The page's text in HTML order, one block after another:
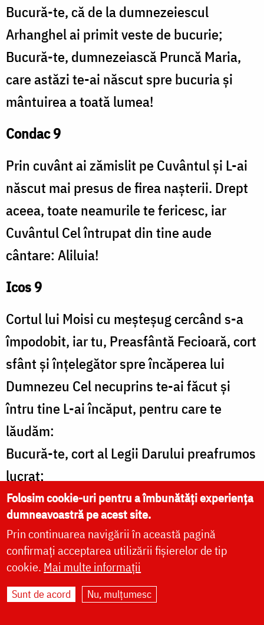
Bucură-te, că de la dumnezeiescul
Arhanghel ai primit veste de bucurie;
Bucură-te, dumnezeiască Pruncă Maria,
care astăzi te-ai născut spre bucuria și
mântuirea a toată lumea!
Condac 9
Prin cuvânt ai zămislit pe Cuvântul și L-ai
născut mai presus de firea nașterii. Drept
aceea, toate neamurile te fericesc, iar
Cuvântul Cel întrupat din tine aude
cântare: Aliluia!
Icos 9
Cortul lui Moisi cu meșteșug cercând s-a
împodobit, iar tu, Preasfântă Fecioară, cort
sfânt și înțelegător spre încăperea lui
Dumnezeu Cel necuprins te-ai făcut și
întru tine L-ai încăput, pentru care te
lăudăm:
Bucură-te, cort al Legii Darului preafrumos
lucrat;
Bucură-te, chivot al lui Dumnezeu
preaînfrumusețat;
Bucură-te, chivot viu și de mână
neîmpletit;
Bucură-te, chivot prea luminat și
Folosim cookie-uri pentru a îmbunătăți experiența
dumneavoastră pe acest site.
Prin continuarea navigării în această pagină
confirmați acceptarea utilizării fișierelor de tip
cookie. Mai multe informații
Sunt de acord Nu, mulțumesc